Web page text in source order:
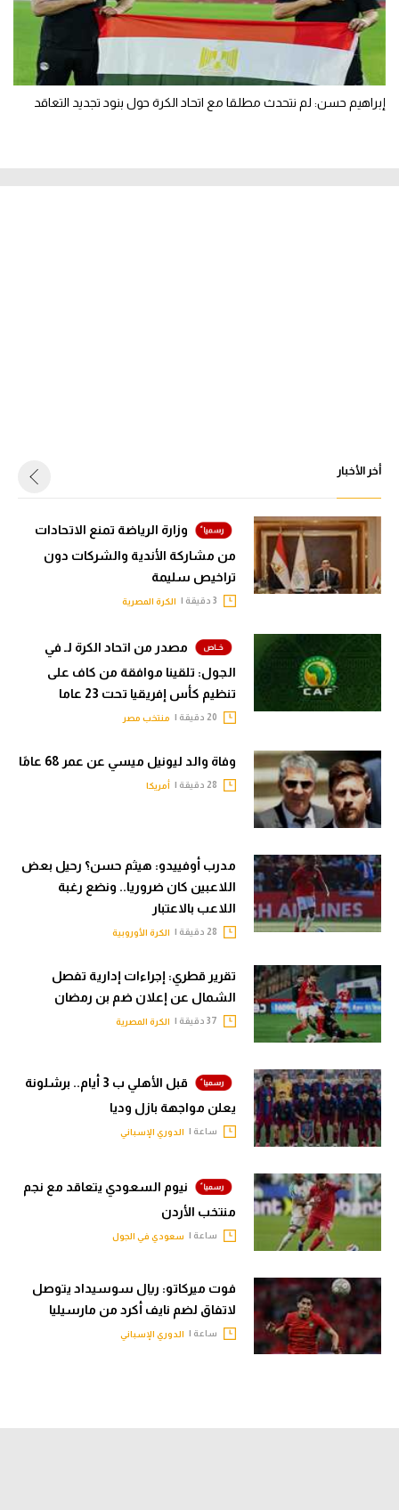
إبراهيم حسن: لم نتحدث مطلقا مع اتحاد الكرة حول بنود تجديد التعاقد
أخر الأخبار
وزارة الرياضة تمنع الاتحادات
من مشاركة الأندية والشركات دون
تراخيص سليمة
الكرة المصرية
مصدر من اتحاد الكرة لـ في
الجول: تلقينا موافقة من كاف على
تنظيم كأس إفريقيا تحت 23 عاما
منتخب مصر
وفاة والد ليونيل ميسي عن عمر 68 عامًا
أمريكا
مدرب أوفييدو: هيثم حسن؟ رحيل بعض
اللاعبين كان ضروريا.. ونضع رغبة
اللاعب بالاعتبار
الكرة الأوروبية
تقرير قطري: إجراءات إدارية تفصل
الشمال عن إعلان ضم بن رمضان
الكرة المصرية
قبل الأهلي ب 3 أيام.. برشلونة
يعلن مواجهة بازل وديا
ساعة | الدوري الإسباني
نيوم السعودي يتعاقد مع نجم
منتخب الأردن
ساعة | سعودي في الجول
فوت ميركاتو: ريال سوسيداد يتوصل
لاتفاق لضم نايف أكرد من مارسيليا
ساعة | الدوري الإسباني